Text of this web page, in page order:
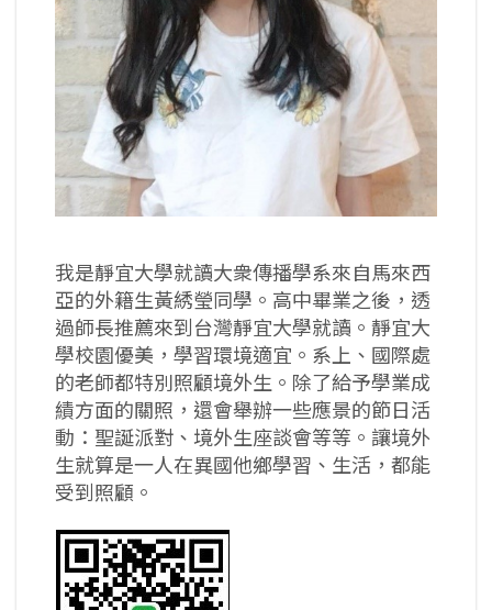
我是靜宜大學就讀大衆傳播學系來自馬來西
亞的外籍生黃綉瑩同學。高中畢業之後，透
過師長推薦來到台灣靜宜大學就讀。靜宜大
學校園優美，學習環境適宜。系上、國際處
的老師都特別照顧境外生。除了給予學業成
績方面的關照，還會舉辦一些應景的節日活
動：聖誕派對、境外生座談會等等。讓境外
生就算是一人在異國他鄉學習、生活，都能
受到照顧。